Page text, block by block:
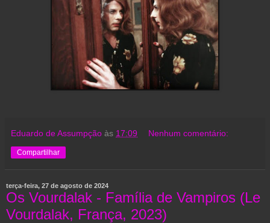
Eduardo de Assumpção às 17:09 Nenhum comentário:
Compartilhar
terça-feira, 27 de agosto de 2024
Os Vourdalak - Família de Vampiros (Le
Vourdalak, França, 2023)